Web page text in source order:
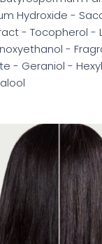
Hydroxide -
- Tocopherol -
-
- Geraniol -